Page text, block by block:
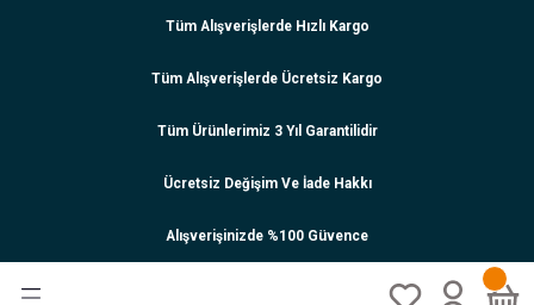
Tüm Alışverişlerde Hızlı Kargo
Tüm Alışverişlerde Ücretsiz Kargo
Tüm Ürünlerimiz 3 Yıl Garantilidir
Ücretsiz Değişim Ve İade Hakkı
Alışverişinizde %100 Güvence